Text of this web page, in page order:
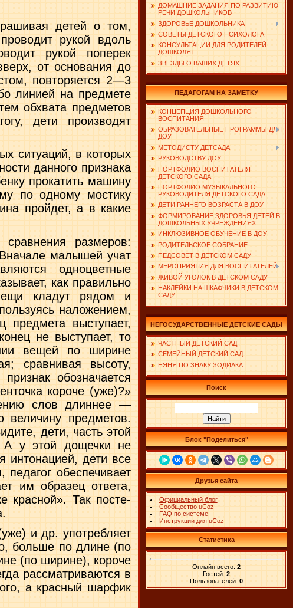
детей о том,
рукой вдоль
рукой поперек
от основания до
повторяется 2—3
линией на предмете
обхвата предметов
дети произ­водят
ситуаций, в которых
данного признака
прокатить машину
по одному мостику
пройдет, а в какие
размеров:
малышей учат
одноцветные
как правиль­но
кла­дут рядом и
наложением,
выступает,
не выступает, то
вещей по ширине
сравнивая высоту,
обозначается
короче (уже)?»
слов длин­нее —
предметов.
дети, часть этой
А у этой дощечки не
интона­цией, дети все
обеспечивает
им образец ответа,
красной». Так посте­
и др. употребляет
больше по длине (по
(по ширине), короче
рассматриваются в
а красный шарфик
ДОМАШНИЕ ЗАДАНИЯ ПО РАЗВИТИЮ
РЕЧИ ДОШКОЛЬНИКОВ
ЗДОРОВЬЕ ДОШКОЛЬНИКА
СОВЕТЫ ДЕТСКОГО ПСИХОЛОГА
КОНСУЛЬТАЦИИ ДЛЯ РОДИТЕЛЕЙ
ДОШКОЛЯТ
ЗВЕЗДЫ О ВАШИХ ДЕТЯХ
ПЕДАГОГАМ НА ЗАМЕТКУ
КОНЦЕПЦИЯ ДОШКОЛЬНОГО
ВОСПИТАНИЯ
ОБРАЗОВАТЕЛЬНЫЕ ПРОГРАММЫ ДЛЯ
ДОУ
МЕТОДИСТУ ДЕТСАДА
РУКОВОДСТВУ ДОУ
ПОРТФОЛИО ВОСПИТАТЕЛЯ
ДЕТСКОГО САДА
ПОРТФОЛИО МУЗЫКАЛЬНОГО
РУКОВОДИТЕЛЯ ДЕТСКОГО САДА
ДЕТИ РАННЕГО ВОЗРАСТА В ДОУ
ФОРМИРОВАНИЕ ЗДОРОВЬЯ ДЕТЕЙ В
ДОШКОЛЬНЫХ УЧРЕЖДЕНИЯХ
ИНКЛЮЗИВНОЕ ОБУЧЕНИЕ В ДОУ
РОДИТЕЛЬСКОЕ СОБРАНИЕ
ПЕДСОВЕТ В ДЕТСКОМ САДУ
МЕРОПРИЯТИЯ ДЛЯ ВОСПИТАТЕЛЕЙ
ЖИВОЙ УГОЛОК В ДЕТСКОМ САДУ
НАКЛЕЙКИ НА ШКАФЧИКИ В ДЕТСКОМ
САДУ
НЕГОСУДАРСТВЕННЫЕ ДЕТСКИЕ САДЫ
ЧАСТНЫЙ ДЕТСКИЙ САД
СЕМЕЙНЫЙ ДЕТСКИЙ САД
НЯНЯ ПО ЗНАКУ ЗОДИАКА
Поиск
Блок "Поделиться"
Друзья сайта
Официальный блог
Сообщество uCoz
FAQ по системе
Инструкции для uCoz
Статистика
Онлайн всего: 2
Гостей: 2
Пользователей: 0